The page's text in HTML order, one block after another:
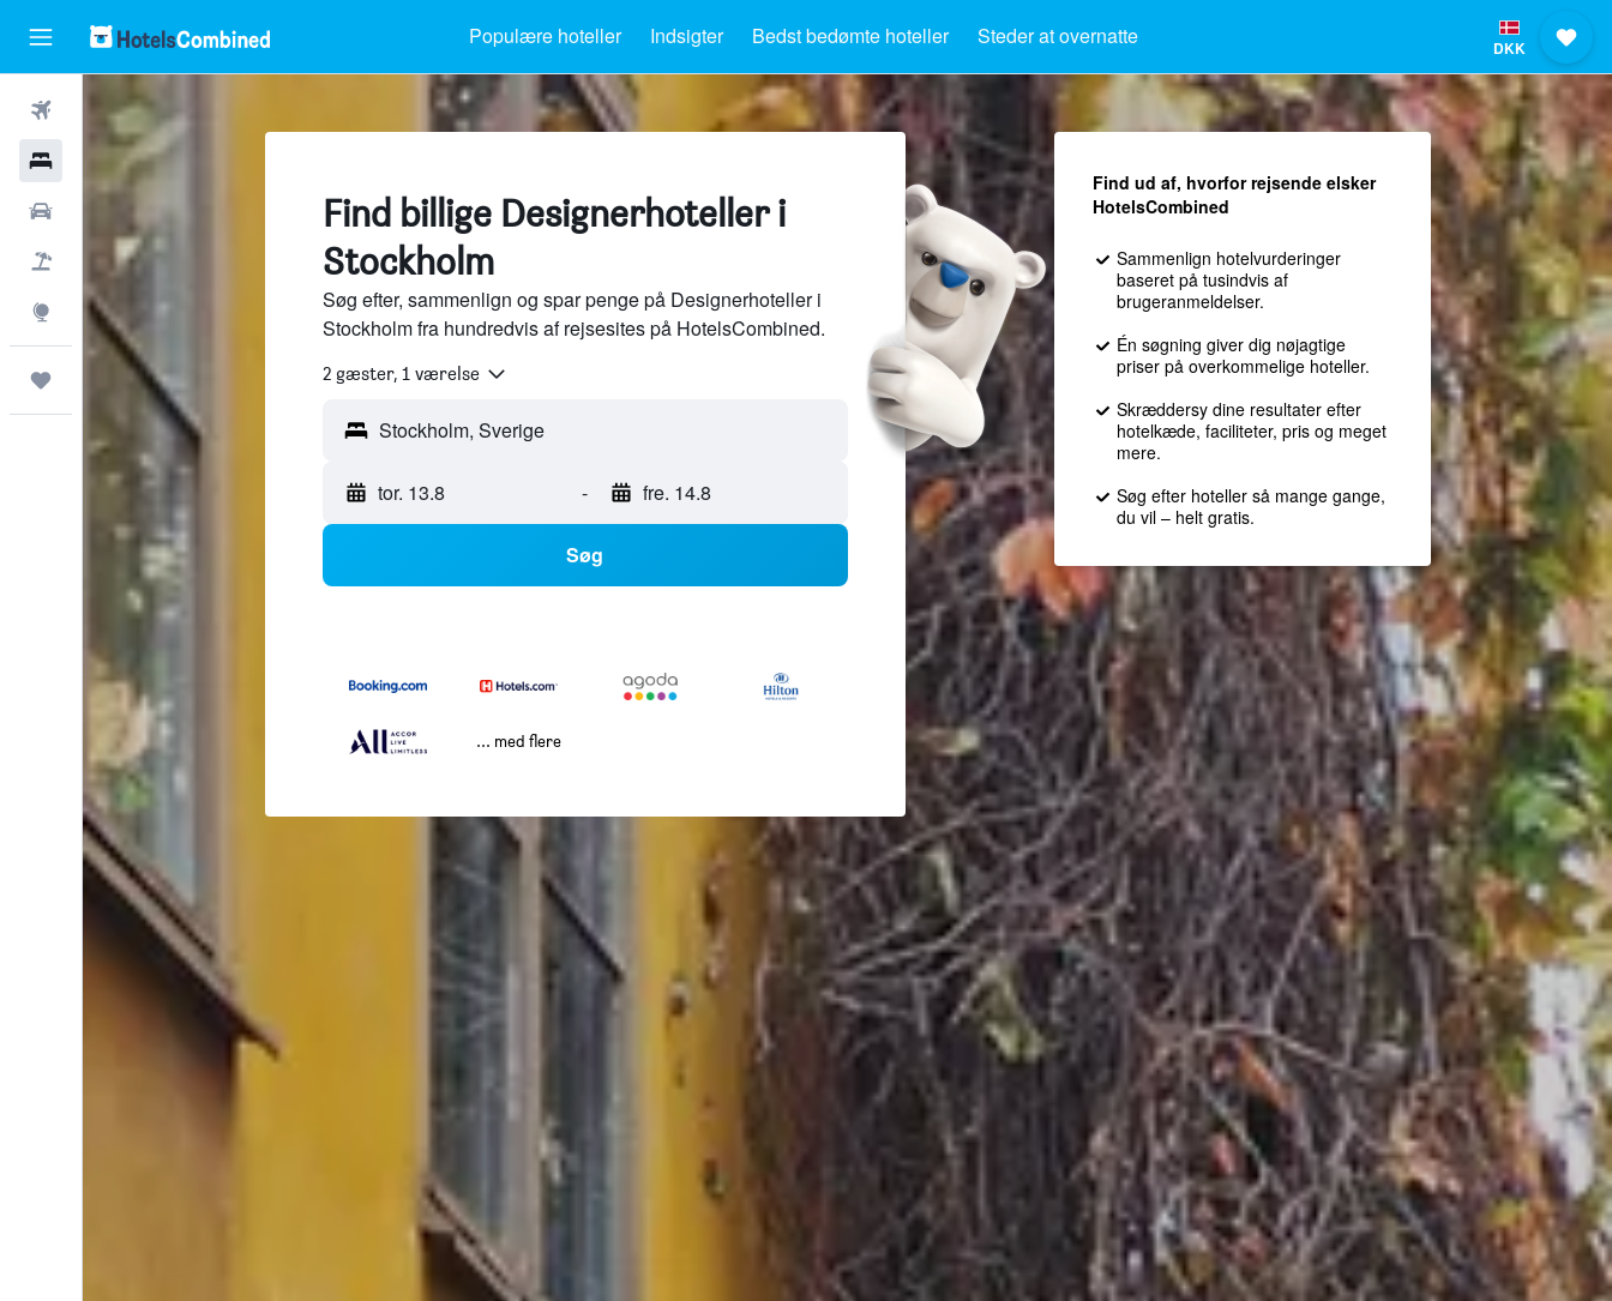
Populære hoteller Indsigter Bedst bedømte hoteller Steder at overnatte DKK
Fly
Pakkerejser
Explore
Find billige Designerhoteller i
Stockholm
Søg efter, sammenlign og spar penge på Designerhoteller i
Stockholm fra hundredvis af rejsesites på HotelsCombined.
2 gæster, 1 værelse
tor. 13.8 - fre. 14.8
Søg
... med flere
Find ud af, hvorfor rejsende elsker
HotelsCombined
Sammenlign hotelvurderinger
baseret på tusindvis af
brugeranmeldelser.
Én søgning giver dig nøjagtige
priser på overkommelige hoteller.
Skræddersy dine resultater efter
hotelkæde, faciliteter, pris og meget
mere.
Søg efter hoteller så mange gange,
du vil – helt gratis.